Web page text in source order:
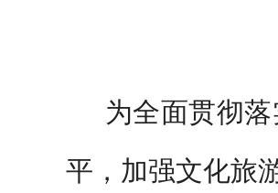
为全面贯彻落
平，加强文化旅